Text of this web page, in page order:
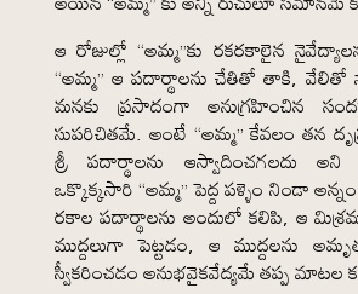
ఆ రోజుల్లో “అమ్మ”కు రకరకాలైన
“అమ్మ” ఆ పదార్థాలను చేతితో తాకి,
మనకు ప్రసాదంగా అనుగ్రహించిన
సుపరిచితమే. అంటే “అమ్మ” కేవలం తన
శ్రీ పదార్థాలను ఆస్వాదించగలదు
ఒక్కొక్కసారి “అమ్మ” పెద్ద పళ్ళెం నిండా అన్నం
రకాల పదార్థాలను అందులో కలిపి, ఆ
ముద్దలుగా పెట్టడం, ఆ ముద్దలను
స్వీకరించడం అనుభవైకవేద్యమే తప్ప మాటల